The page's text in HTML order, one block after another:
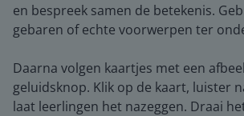
en bespreek samen de betekenis.
gebaren of echte voorwerpen ter
Daarna volgen kaartjes met een
geluidsknop. Klik op de kaart, luister
laat leerlingen het nazeggen. Draai